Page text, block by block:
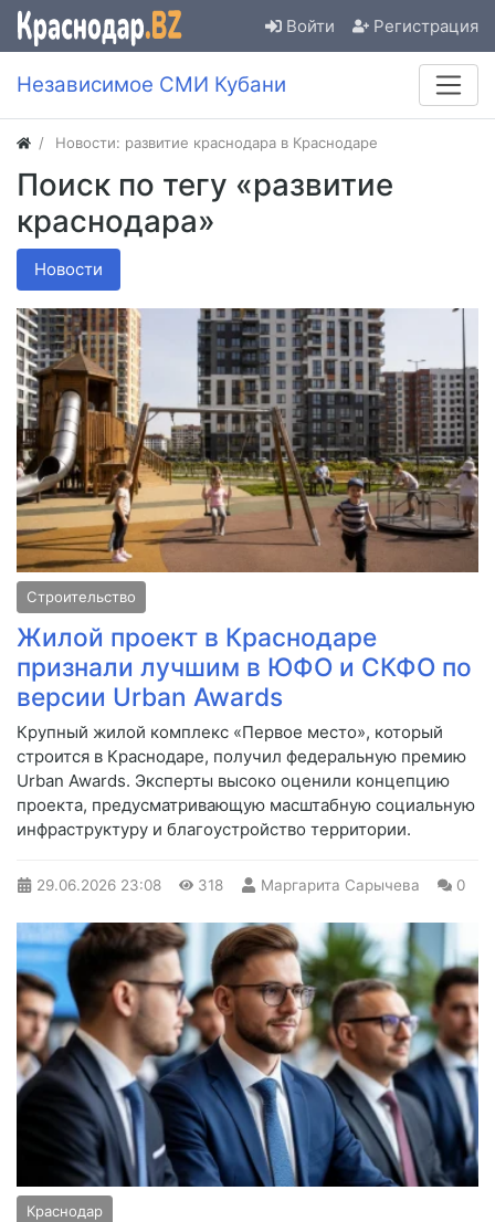
Войти Регистрация
Независимое СМИ Кубани
Новости: развитие краснодара в Краснодаре
Поиск по тегу «развитие
краснодара»
Новости
Строительство
Жилой проект в Краснодаре
признали лучшим в ЮФО и СКФО по
версии Urban Awards
Крупный жилой комплекс «Первое место», который
строится в Краснодаре, получил федеральную премию
Urban Awards. Эксперты высоко оценили концепцию
проекта, предусматривающую масштабную социальную
инфраструктуру и благоустройство территории.
29.06.2026 23:08 318 Маргарита Сарычева 0
Краснодар